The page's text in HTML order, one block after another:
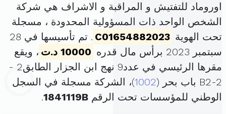
اوروماد للتفتيش و المراقبة و الاشراف هي شركة
الشخص الواحد ذات المسؤولية المحدودة ، مسجلة
تحت الهوية C01654882023
. تم تأسيسها في 28
سبتمبر 2023 برأس مال قدره
10000 د.ت
، ويقع
مقرها الرئيسي في عدد9 نهج ابن الجزار الطابق2 -
B2-2 باب بحر (
1002)، الشركة مسجلة في السجل
الوطني للمؤسسات تحت الرقم 1841119B
.